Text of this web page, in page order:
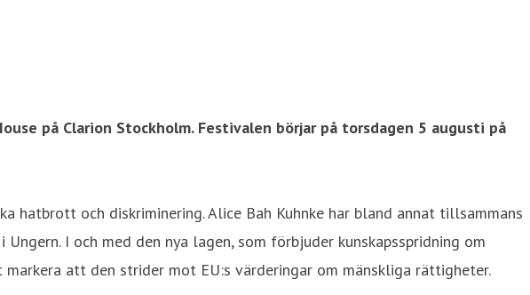
på Clarion Stockholm. Festivalen börjar på torsdagen 5 augusti på
och diskriminering. Alice Bah Kuhnke har bland annat tillsammans
I och med den nya lagen, som förbjuder kunskapsspridning om
att den strider mot EU:s värderingar om mänskliga rättigheter.